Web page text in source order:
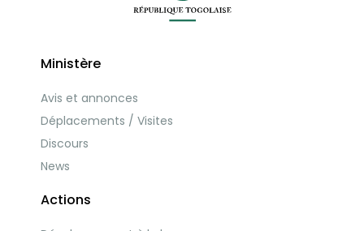
Ministère
Avis et annonces
Déplacements / Visites
Discours
News
Actions